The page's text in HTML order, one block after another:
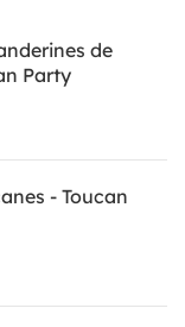
de
Party
- Toucan